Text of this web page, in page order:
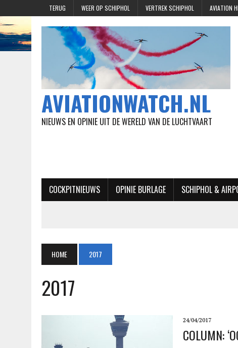
TERUG WEER OP SCHIPHOL VERTREK SCHIPHOL AVIATION
AVIATIONWATCH.NL
NIEUWS EN OPINIE UIT DE WERELD VAN DE LUCHTVAART
COCKPITNIEUWS OPINIE BURLAGE SCHIPHOL &
HOME 2017
2017
24/04/2017
COLUMN: